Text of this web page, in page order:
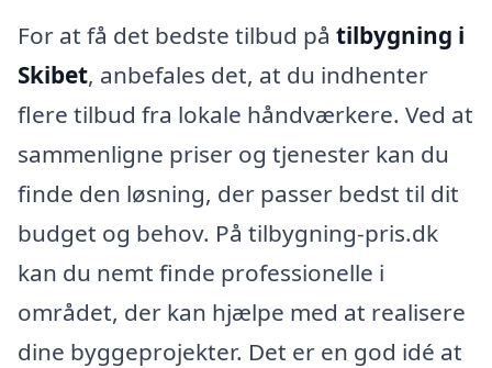
For at få det bedste tilbud på tilbygning i
Skibet, anbefales det, at du indhenter
flere tilbud fra lokale håndværkere. Ved at
sammenligne priser og tjenester kan du
finde den løsning, der passer bedst til dit
budget og behov. På tilbygning-pris.dk
kan du nemt finde professionelle i
området, der kan hjælpe med at realisere
dine byggeprojekter. Det er en god idé at